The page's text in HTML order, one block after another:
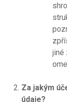
jiné
Za jakým
údaje?